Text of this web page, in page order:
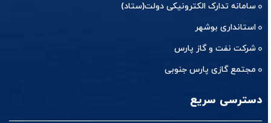
سامانه تدارک الکترونیکی دولت(ستاد)
استانداری بوشهر
شرکت نفت و گاز پارس
مجتمع گازی پارس جنوبی
دسترسی سریع